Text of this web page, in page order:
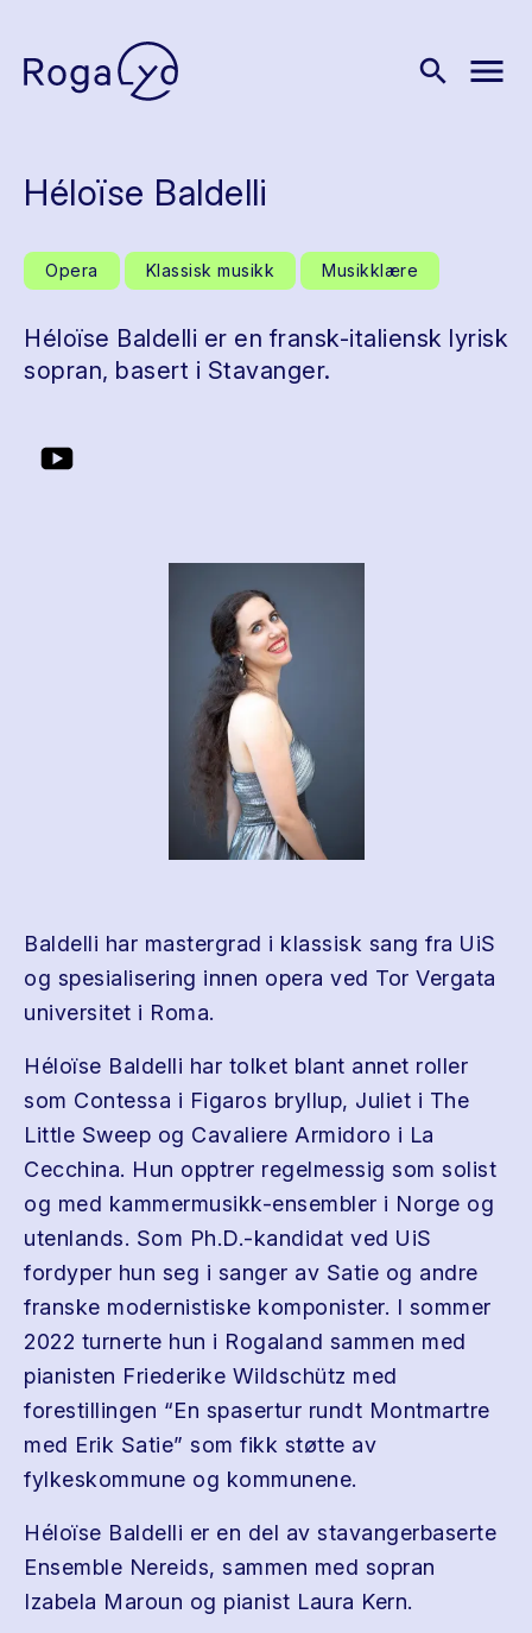
search menu
Héloïse Baldelli
Opera Klassisk musikk Musikklære
Héloïse Baldelli er en fransk-italiensk lyrisk
sopran, basert i Stavanger.
Baldelli har mastergrad i klassisk sang fra UiS
og spesialisering innen opera ved Tor Vergata
universitet i Roma.
Héloïse Baldelli har tolket blant annet roller
som Contessa i Figaros bryllup, Juliet i The
Little Sweep og Cavaliere Armidoro i La
Cecchina. Hun opptrer regelmessig som solist
og med kammermusikk-ensembler i Norge og
utenlands. Som Ph.D.-kandidat ved UiS
fordyper hun seg i sanger av Satie og andre
franske modernistiske komponister. I sommer
2022 turnerte hun i Rogaland sammen med
pianisten Friederike Wildschütz med
forestillingen “En spasertur rundt Montmartre
med Erik Satie” som fikk støtte av
fylkeskommune og kommunene.
Héloïse Baldelli er en del av stavangerbaserte
Ensemble Nereids, sammen med sopran
Izabela Maroun og pianist Laura Kern.